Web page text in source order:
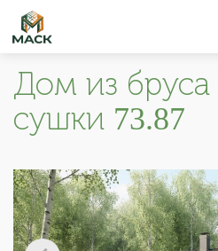
Дом из
сушки 73.87